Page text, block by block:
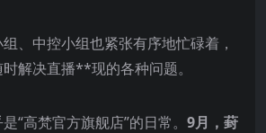
、中控小组也紧张有序地忙碌着，
解决直播**现的各种问题。
“高梵官方旗舰店”的日常。 9月，葑